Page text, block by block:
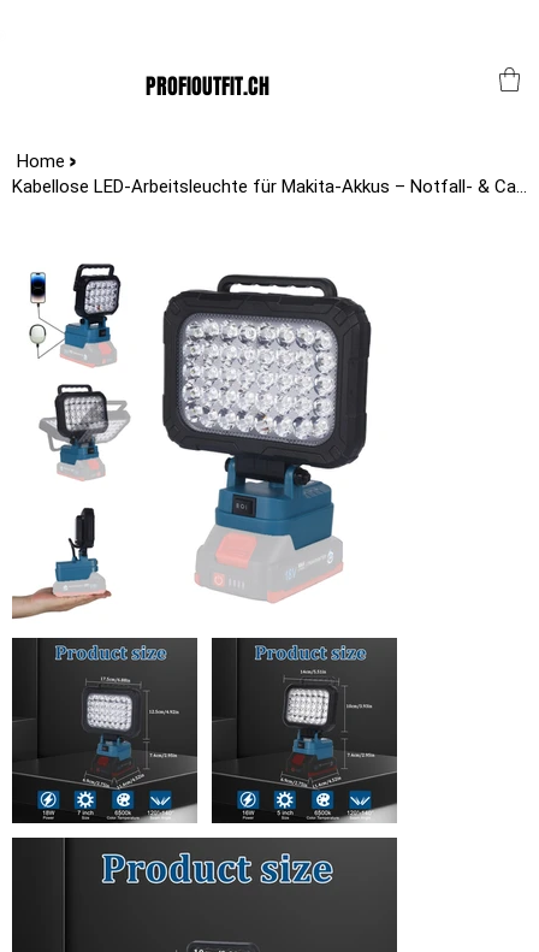
PROFIOUTFIT.CH
Home >
Kabellose LED-Arbeitsleuchte für Makita-Akkus – Notfall- & Campinglampe